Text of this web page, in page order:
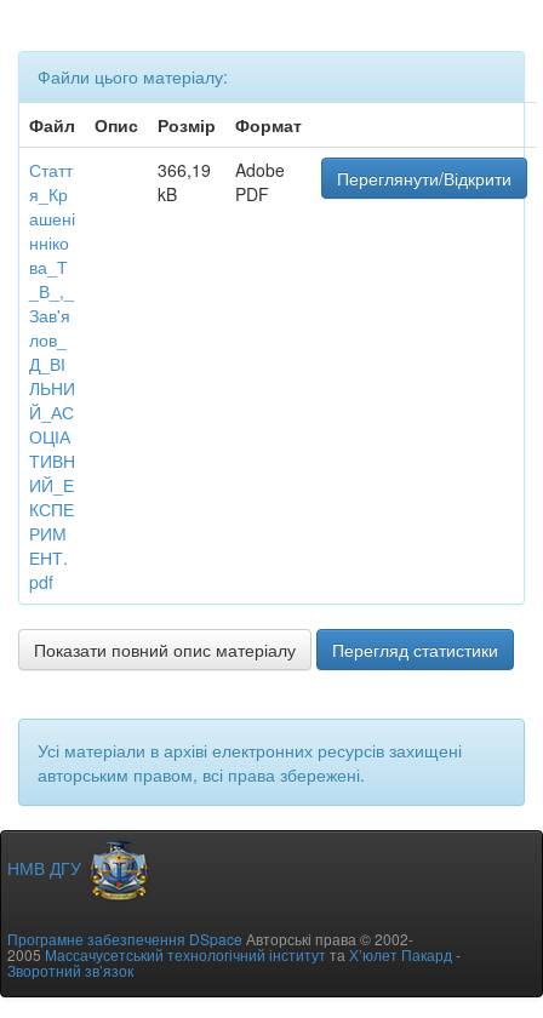
Файли цього матеріалу:
Файл
Опис Розмір
Формат
Статт
я_Кр
ашені
нніко
ва_Т
_В_,_
Зав'я
лов_
Д_ВІ
ЛЬНИ
Й_АС
ОЦІА
ТИВН
ИЙ_Е
КСПЕ
РИМ
ЕНТ.
pdf
366,19
kB
Adobe
PDF
Переглянути/Відкрити
Показати повний опис матеріалу Перегляд статистики
Усі матеріали в архіві електронних ресурсів захищені
авторським правом, всі права збережені.
НМВ ДГУ
Програмне забезпечення DSpace Авторські права © 2002-
2005Массачусетський технологічний інститутта Х’юлет Пакард -
Зворотний зв’язок